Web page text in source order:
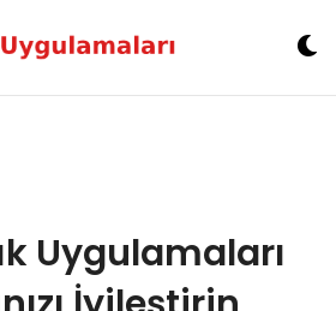
Uygulamaları